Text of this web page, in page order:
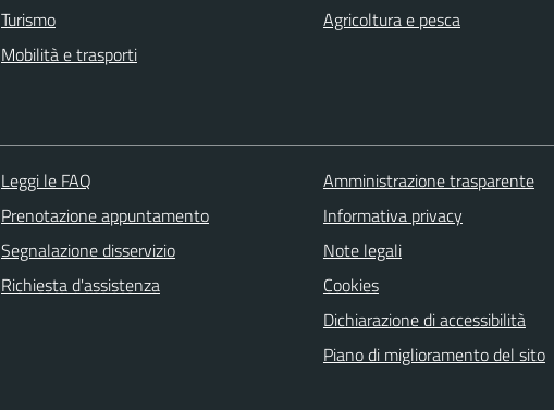
Turismo
Mobilità e trasporti
Agricoltura e pesca
Leggi le FAQ
Prenotazione appuntamento
Segnalazione disservizio
Richiesta d'assistenza
Amministrazione trasparente
Informativa privacy
Note legali
Cookies
Dichiarazione di accessibilità
Piano di miglioramento del sito